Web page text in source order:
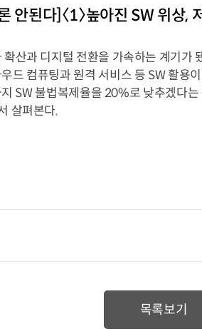
안된다]〈1〉높아진 SW 위상,
산과 디지털 전환을 가속하는 계기가
드 컴퓨팅과 원격 서비스 등 SW 활용
SW 불법복제율을 20%로 낮추겠다
살펴본다.
목록보기